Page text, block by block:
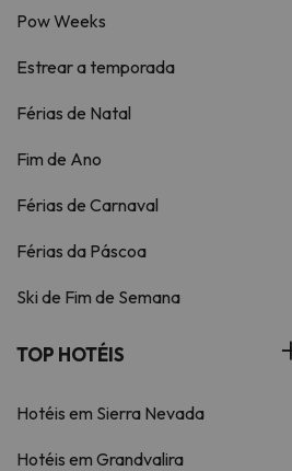
Pow Weeks
Estrear a temporada
Férias de Natal
Fim de Ano
Férias de Carnaval
Férias da Páscoa
Ski de Fim de Semana
TOP HOTÉIS
Hotéis em Sierra Nevada
Hotéis em Grandvalira